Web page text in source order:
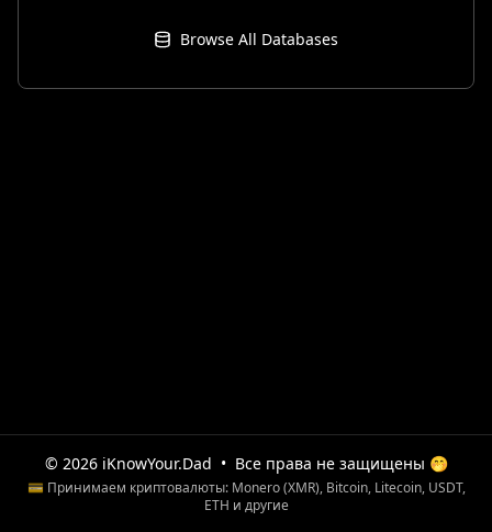
Browse All Databases
© 2026 iKnowYour.Dad • Все права не защищены 🤭
💳 Принимаем криптовалюты: Monero (XMR), Bitcoin, Litecoin, USDT,
ETH и другие